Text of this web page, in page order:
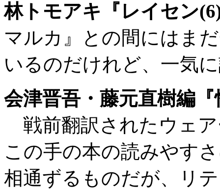
林トモアキ『レイセン
マルカ』との間にはま
いるのだけれど、一気
会津晋吾・藤元直樹編
戦前翻訳されたウェ
この手の本の読みやす
相通ずるものだが、リ